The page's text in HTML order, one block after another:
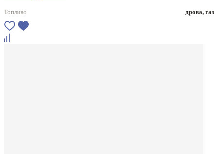
Топливо дрова, газ